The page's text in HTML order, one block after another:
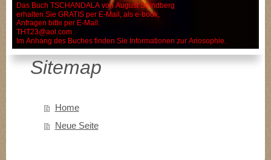
Das Buch TSCHANDALA von August Strindberg
erhalten Sie GRATIS per E-Mail, als e-book,
Anfragen bitte per E-Mail:
THT23@aol.com
Im Anhang des Buches finden Sie Informationen zur Ariosophie.
Sitemap
Home
Neue Seite